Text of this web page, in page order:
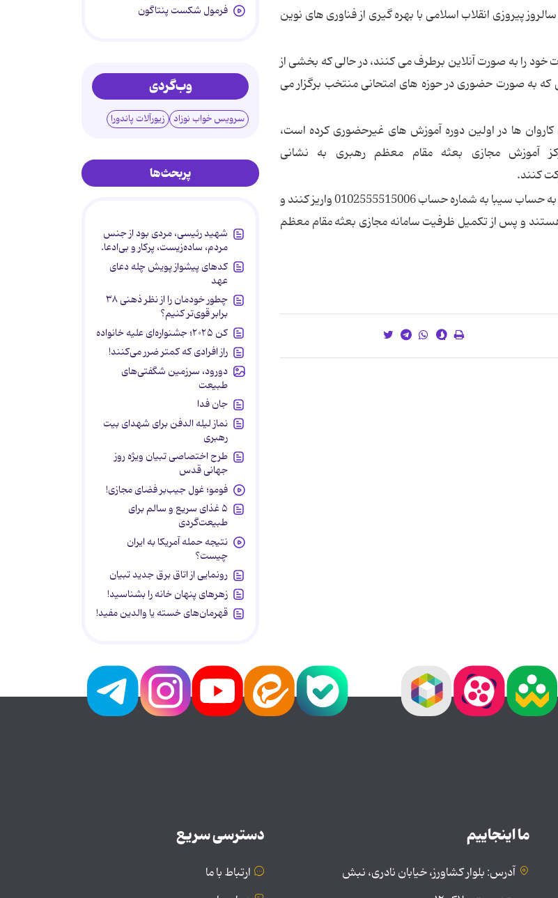
پیروزی انقلاب اسلامی با بهره گیری از فناوری های نوین
خود را به صورت آنلاین برطرف می کنند، در حالی که بخشی از
که به صورت حضوری در حوزه های امتحانی منتخب برگزار می
کاروان ها در اولین دوره آموزش های غیرحضوری کرده است،
آموزش مجازی بعثه مقام معظم رهبری به نشانی
کنند.
یادآوری می شود، علاقه مندان برای ثبت نام باید مبلغ 100،000 ریال به حساب سیبا به شماره حساب 0102555515006 واریز کنند و
و پس از تکمیل ظرفیت سامانه مجازی بعثه مقام معظم
فرمول شکست پنتاگون
وب‌گردی
سرویس خواب نوزاد زیورآلات پاندورا
پربحث‌ها
شهید رئیسی، مردی بود از جنس
مردم، ساده‌زیست، پرکار و بی‌ادعا.
کدهای پیشواز پویش چله دعای
عهد
چطور خودمان را از نظر ذهنی ۳۸
برابر قوی‌تر کنیم؟
کن ۲۰۲۵؛ جشنواره‌ای علیه خانواده
راز افرادی که کمتر ضرر می‌کنند!
دورود، سرزمین شگفتی‌های
طبیعت
جان فدا
نماز لیله الدفن برای شهدای بیت
رهبری
طرح اختصاصی تبیان ویژه روز
جهانی قدس
فومو؛ غول جیب‌بر فضای مجازی!
۵ غذای سریع و سالم برای
طبیعت‌گردی
نتیجه حمله آمریکا به ایران
چیست؟
رونمایی از اتاق برق جدید تبیان
زهرهای پنهان خانه را بشناسید!
قهرمان‌های خسته یا والدین مفید!
ما اینجاییم
آدرس: بلوار کشاورز، خیابان نادری، نبش
دسترسی سریع
ارتباط با ما